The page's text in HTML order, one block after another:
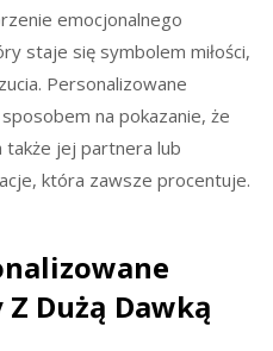
emocjonalnego
staje się symbolem miłości,
Personalizowane
na pokazanie, że
także jej partnera lub
która zawsze procentuje.
Dużą Dawką